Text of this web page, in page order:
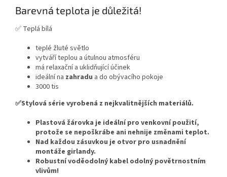
Barevná teplota je důležitá!
✅ Teplá bílá
teplé žluté světlo
vytváří teplou a útulnou atmosféru
má relaxační a uklidňující účinek
ideální na zahradu a do obývacího pokoje
3000 tis
✅Stylová série vyrobená z nejkvalitnějších materiálů.
Plastová žárovka je ideální pro venkovní použití,
protože se nepoškrábe ani nehnije změnami teplot.
Nad každou zásuvkou je otvor pro usnadnění
montáže girlandy.
Robustní voděodolný kabel odolný povětrnostním
vlivům!